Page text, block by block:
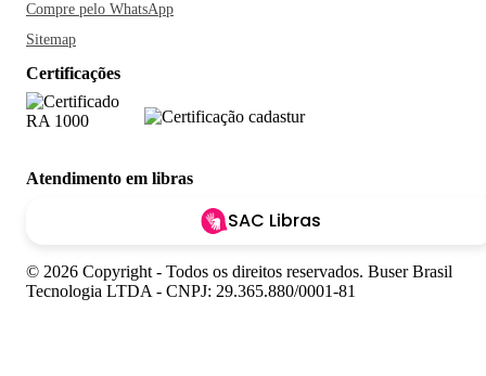
Compre pelo WhatsApp
Sitemap
Certificações
Atendimento em libras
SAC Libras
© 2026 Copyright - Todos os direitos reservados. Buser Brasil
Tecnologia LTDA - CNPJ: 29.365.880/0001-81